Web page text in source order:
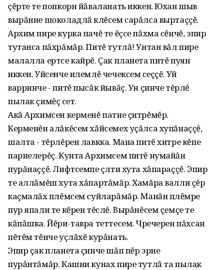
çĕрте те попкорн йăваланать иккен. Юхан шыв
вырăнне шоколадлă кӳлĕсем сарăлса выртаççĕ.
Архим пире курка пачĕ те ĕçсе пăхма сĕнчĕ, эпир
тутанса пăхрăмăр. Питĕ тутлă! Унтан вăл пире
малалла ертсе кайрĕ. Çак планета питĕ пуян
иккен. Уйсенче илемлĕ чечексем ӳсеççĕ. Уй
варринче - питĕ пысăк йывăç. Ун çинче тĕрлĕ
пылак çимĕç ӳсет.
Акă Архимсен керменĕ патне çитрĕмĕр.
Керменĕн алăкĕсем хăйсемех уçăлса хупăнаççĕ,
шалта - тĕрлĕрен лавкка. Мана питĕ хитре кĕпе
парнелерĕç. Кунта Архимсем питĕ нумайăн
пурăнаççĕ. Лифтсемпе çӳлти хута хăпараççĕ. Эпир
те аллăмĕш хута хăпартăмăр. Хамăра валли çĕр
каçмалăх пӳлĕмсем суйларăмăр. Манăн пӳлĕмре
пур япали те кĕрен тĕслĕ. Вырăнĕсем çемçе те
кăпăшка. Йĕри-тавра теттесем. Чӳречерен пăхсан
пĕтĕм тĕнче уçлăхĕ курăнать.
Эпир çак планета çинче шăп пĕр эрне
пурăнтăмăр. Кашни кунах пире тутлă та пылак